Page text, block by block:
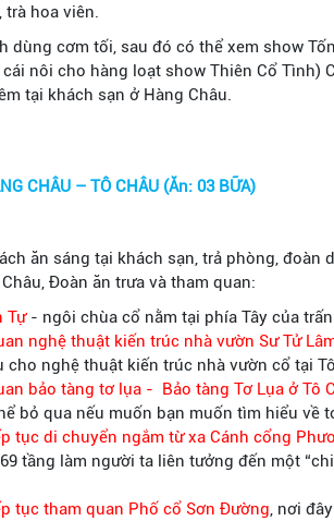
trà hoa viên.
dùng cơm tối, sau đó có thể xem show
nôi cho hàng loạt show Thiên Cổ Tình)
tại khách sạn ở Hàng Châu.
CHÂU – TÔ CHÂU (Ăn: 03 BỮA)
ăn sáng tại khách sạn, trả phòng, đoàn
Đoàn ăn trưa và tham quan:
Tự - ngôi chùa cổ nằm tại phía Tây của
nghệ thuật kiến trúc nhà vườn Sư Tử
cho nghệ thuật kiến trúc nhà vườn cổ tại
bảo tàng tơ lụa - Bảo tàng Tơ Lụa ở Tô
bỏ qua nếu muốn bạn muốn tìm hiểu về
tục di chuyển ngắm từ xa Cánh cổng
tầng làm người ta liên tưởng đến một
tục tham quan Phố cổ Sơn Đường, nơi